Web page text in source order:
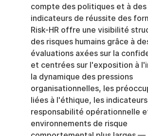
compte des politiques et à des
indicateurs de réussite des
Risk-HR offre une visibilité
des risques humains grâce à
évaluations axées sur la
et centrées sur l'exposition à
la dynamique des pressions
organisationnelles, les
liées à l'éthique, les
responsabilité opérationnelle
environnements de risque